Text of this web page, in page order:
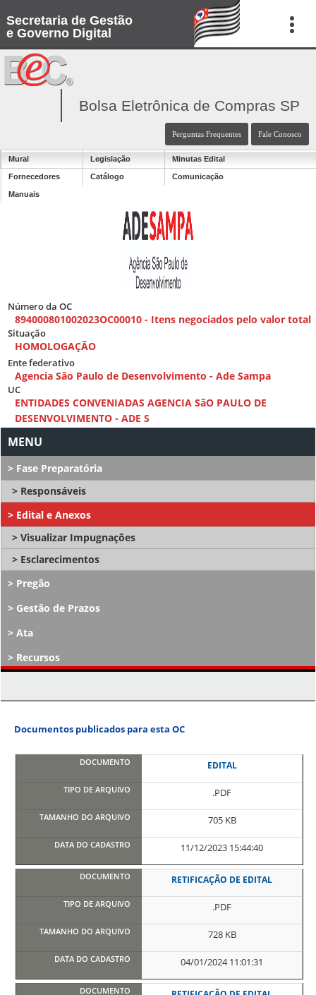
Secretaria de Gestão
e Governo Digital
Bolsa Eletrônica de Compras SP
Perguntas Frequentes Fale Conosco
Mural Legislação Minutas Edital
Fornecedores Catálogo Comunicação
Manuais
Número da OC
894000801002023OC00010 - Itens negociados pelo valor total
Situação
HOMOLOGAÇÃO
Ente federativo
Agencia São Paulo de Desenvolvimento - Ade Sampa
UC
ENTIDADES CONVENIADAS AGENCIA SãO PAULO DE
DESENVOLVIMENTO - ADE S
Fase Preparatória
Responsáveis
Edital e Anexos
Visualizar Impugnações
Esclarecimentos
Pregão
Gestão de Prazos
Ata
Recursos
Documentos publicados para esta OC
EDITAL
.PDF
705 KB
11/12/2023 15:44:40
RETIFICAÇÃO DE EDITAL
.PDF
728 KB
04/01/2024 11:01:31